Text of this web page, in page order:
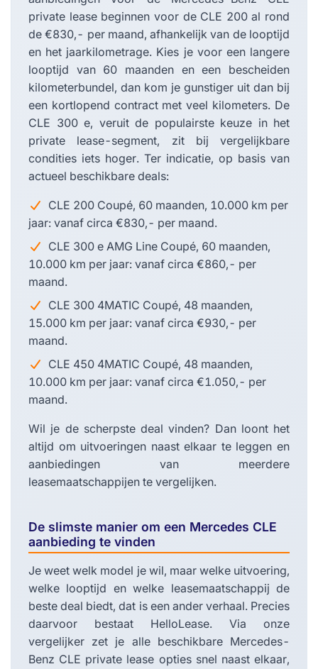
private lease beginnen voor de CLE 200 al rond
de €830,- per maand, afhankelijk van de looptijd
en het jaarkilometrage. Kies je voor een langere
looptijd van 60 maanden en een bescheiden
kilometerbundel, dan kom je gunstiger uit dan bij
een kortlopend contract met veel kilometers. De
CLE 300 e, veruit de populairste keuze in het
private lease-segment, zit bij vergelijkbare
condities iets hoger. Ter indicatie, op basis van
actueel beschikbare deals:
CLE 200 Coupé, 60 maanden, 10.000 km per
jaar: vanaf circa €830,- per maand.
CLE 300 e AMG Line Coupé, 60 maanden,
10.000 km per jaar: vanaf circa €860,- per
maand.
CLE 300 4MATIC Coupé, 48 maanden,
15.000 km per jaar: vanaf circa €930,- per
maand.
CLE 450 4MATIC Coupé, 48 maanden,
10.000 km per jaar: vanaf circa €1.050,- per
maand.
Wil je de scherpste deal vinden? Dan loont het
altijd om uitvoeringen naast elkaar te leggen en
aanbiedingen van meerdere
leasemaatschappijen te vergelijken.
De slimste manier om een Mercedes CLE
aanbieding te vinden
Je weet welk model je wil, maar welke uitvoering,
welke looptijd en welke leasemaatschappij de
beste deal biedt, dat is een ander verhaal. Precies
daarvoor bestaat HelloLease. Via onze
vergelijker zet je alle beschikbare Mercedes-
Benz CLE private lease opties snel naast elkaar,